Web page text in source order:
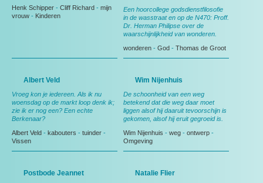
Henk Schipper - Cliff Richard - mijn
vrouw - Kinderen
Een hoorcollege godsdienstfilosofie
in de wasstraat en op de N470: Proff.
Dr. Herman Philipse over de
waarschijnlijkheid van wonderen.
wonderen - God - Thomas de Groot
Albert Veld
Vroeg kon je iedereen. Als ik nu
woensdag op de markt loop denk ik;
zie ik er nog een? Een echte
Berkenaar?
Albert Veld - kabouters - tuinder -
Vissen
Wim Nijenhuis
De schoonheid van een weg
betekend dat die weg daar moet
liggen alsof hij daaruit tevoorschijn is
gekomen, alsof hij eruit gegroeid is.
Wim Nijenhuis - weg - ontwerp -
Omgeving
Postbode Jeannet Natalie Flier